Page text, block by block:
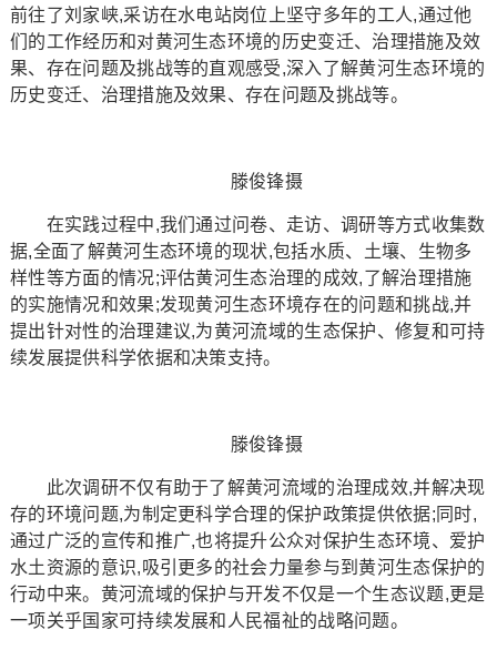
前往了刘家峡,采访在水电站岗位上坚守多年的工人,通过他
们的工作经历和对黄河生态环境的历史变迁、治理措施及效
果、存在问题及挑战等的直观感受,深入了解黄河生态环境的
历史变迁、治理措施及效果、存在问题及挑战等。
滕俊锋摄
在实践过程中,我们通过问卷、走访、调研等方式收集数
据,全面了解黄河生态环境的现状,包括水质、土壤、生物多
样性等方面的情况;评估黄河生态治理的成效,了解治理措施
的实施情况和效果;发现黄河生态环境存在的问题和挑战,并
提出针对性的治理建议,为黄河流域的生态保护、修复和可持
续发展提供科学依据和决策支持。
滕俊锋摄
此次调研不仅有助于了解黄河流域的治理成效,并解决现
存的环境问题,为制定更科学合理的保护政策提供依据;同时,
通过广泛的宣传和推广,也将提升公众对保护生态环境、爱护
水土资源的意识,吸引更多的社会力量参与到黄河生态保护的
行动中来。黄河流域的保护与开发不仅是一个生态议题,更是
一项关乎国家可持续发展和人民福祉的战略问题。